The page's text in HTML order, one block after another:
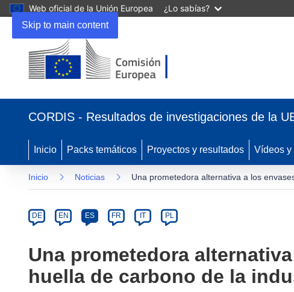
Skip to main content
Web oficial de la Unión Europea ¿Lo sabías?
en
nueva
ventana)
CORDIS - Resultados de investigaciones de la
Inicio Packs temáticos Proyectos y resultados Vídeos y
Inicio Noticias Una prometedora alternativa a los
Category
Article
available
the
following
languages:
DE EN ES FR IT PL
Una prometedora
huella de carbono de la